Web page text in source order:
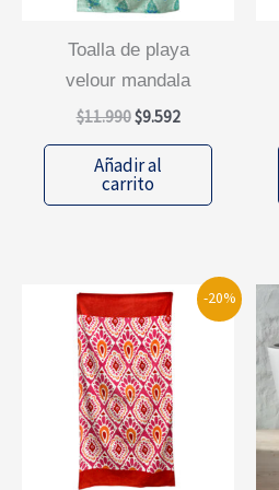
toalla de playa
velour mandala
$11.990El
original
era:
$9.592El
actual
$9.592.
Añadir al
carrito
-20%